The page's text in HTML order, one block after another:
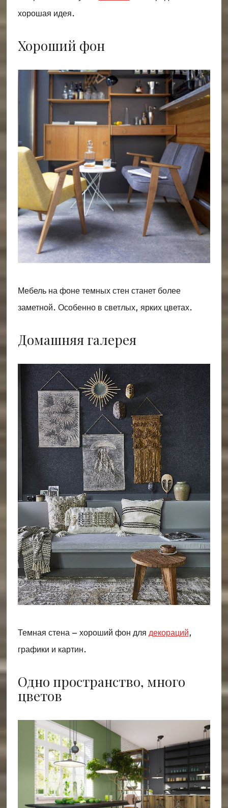
хорошая идея.
Хороший фон
Мебель на фоне темных стен станет более
заметной. Особенно в светлых, ярких цветах.
Домашняя галерея
Темная стена – хороший фон для декораций,
графики и картин.
Одно пространство, много
цветов